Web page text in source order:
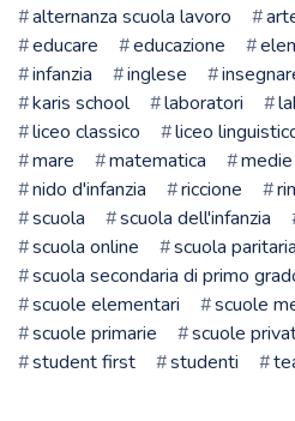
alternanza scuola lavoro
educare
educazione
infanzia
inglese
karis school
laboratori
liceo classico
liceo
mare
matematica medie
nido d'infanzia
riccione
scuola
scuola dell'infanzia
scuola online
scuola paritaria
scuola secondaria di primo
scuole elementari
scuole
scuole primarie
scuole
student first
studenti